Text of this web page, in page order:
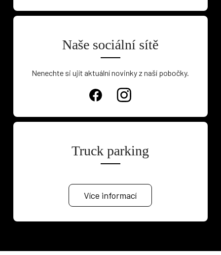
Naše sociální sítě
Nenechte si ujít aktuální novinky z naší pobočky.
Truck parking
Více informací